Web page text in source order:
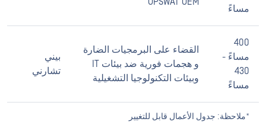
مساءً
400
مساءً -
430
مساءً
القضاء على البرمجيات الضارة
و هجمات فورية ضد بيئات IT
وبيئات التكنولوجيا التشغيلية
بيني
تشارني
*ملاحظة: جدول الأعمال قابل للتغيير